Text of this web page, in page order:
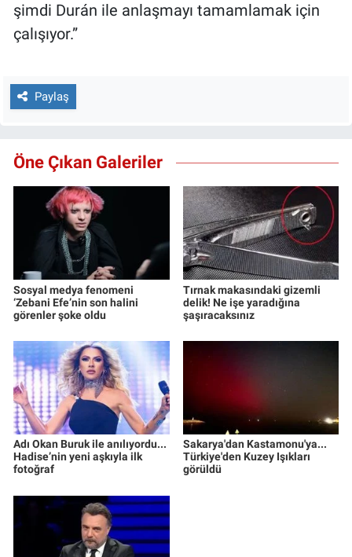
şimdi Durán ile anlaşmayı tamamlamak için
çalışıyor.”
Paylaş
Öne Çıkan Galeriler
Sosyal medya fenomeni
‘Zebani Efe’nin son halini
görenler şoke oldu
Tırnak makasındaki gizemli
delik! Ne işe yaradığına
şaşıracaksınız
Adı Okan Buruk ile anılıyordu...
Hadise’nin yeni aşkıyla ilk
fotoğraf
Sakarya'dan Kastamonu'ya...
Türkiye'den Kuzey Işıkları
görüldü